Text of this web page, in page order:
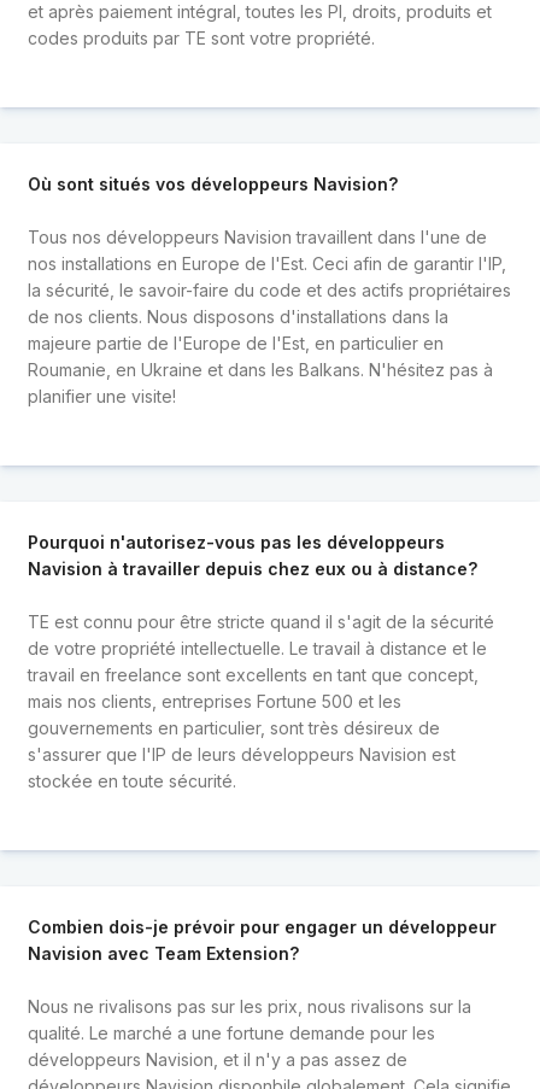
et après paiement intégral, toutes les PI, droits, produits et
codes produits par TE sont votre propriété.
Où sont situés vos développeurs Navision?
Tous nos développeurs Navision travaillent dans l'une de
nos installations en Europe de l'Est. Ceci afin de garantir l'IP,
la sécurité, le savoir-faire du code et des actifs propriétaires
de nos clients. Nous disposons d'installations dans la
majeure partie de l'Europe de l'Est, en particulier en
Roumanie, en Ukraine et dans les Balkans. N'hésitez pas à
planifier une visite!
Pourquoi n'autorisez-vous pas les développeurs
Navision à travailler depuis chez eux ou à distance?
TE est connu pour être stricte quand il s'agit de la sécurité
de votre propriété intellectuelle. Le travail à distance et le
travail en freelance sont excellents en tant que concept,
mais nos clients, entreprises Fortune 500 et les
gouvernements en particulier, sont très désireux de
s'assurer que l'IP de leurs développeurs Navision est
stockée en toute sécurité.
Combien dois-je prévoir pour engager un développeur
Navision avec Team Extension?
Nous ne rivalisons pas sur les prix, nous rivalisons sur la
qualité. Le marché a une fortune demande pour les
développeurs Navision, et il n'y a pas assez de